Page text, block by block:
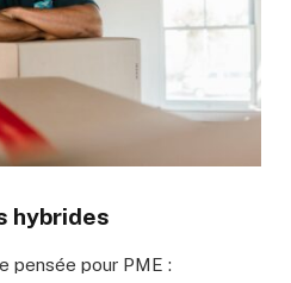
hybrides
pensée pour PME :